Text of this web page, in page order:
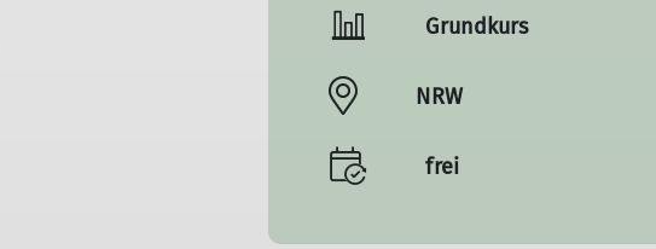
Grundkurs
NRW
frei